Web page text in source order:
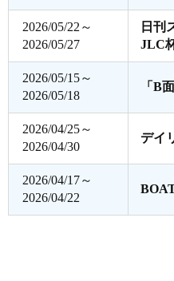
2026/05/22～
2026/05/27
日刊
JLC
2026/05/15～
2026/05/18
「B
2026/04/25～
2026/04/30
デイ
2026/04/17～
2026/04/22